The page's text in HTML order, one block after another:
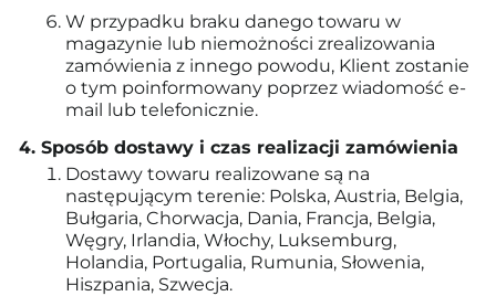
W przypadku braku danego towaru w
magazynie lub niemożności zrealizowania
zamówienia z innego powodu, Klient zostanie
o tym poinformowany poprzez wiadomość e-
mail lub telefonicznie.
Sposób dostawy i czas realizacji zamówienia
Dostawy towaru realizowane są na
następującym terenie: Polska, Austria, Belgia,
Bułgaria, Chorwacja, Dania, Francja, Belgia,
Węgry, Irlandia, Włochy, Luksemburg,
Holandia, Portugalia, Rumunia, Słowenia,
Hiszpania, Szwecja.